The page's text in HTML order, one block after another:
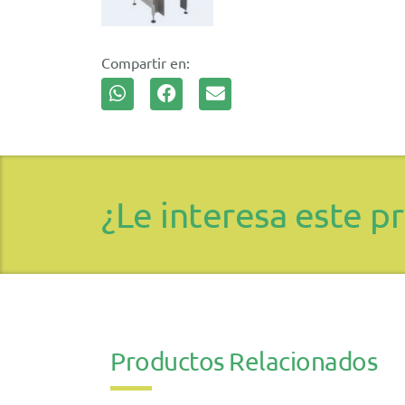
Compartir en:
¿Le interesa este
Productos Relacionados